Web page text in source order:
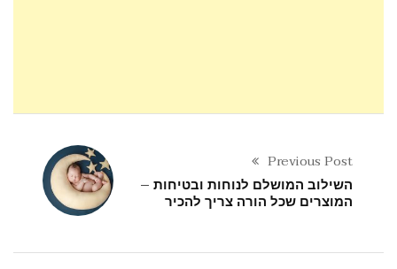
Previous Post
השילוב המושלם לנוחות ובטיחות –
המוצרים שכל הורה צריך להכיר